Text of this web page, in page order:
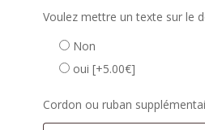
Voulez mettre un texte sur le
Non
oui [+5.00€]
Cordon ou ruban